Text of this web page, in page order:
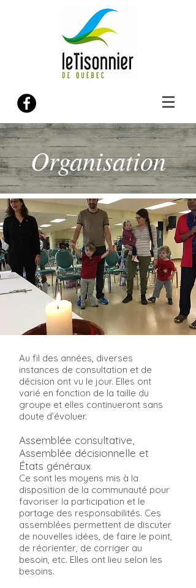
Organisation
Au fil des années, diverses
instances de consultation et de
décision ont vu le jour. Elles ont
varié en fonction de la taille du
groupe et elles continueront sans
doute d’évoluer.
Assemblée consultative,
Assemblée décisionnelle et
États généraux
Ce sont les moyens mis à la
disposition de la communauté pour
favoriser la participation et le
partage des responsabilités. Ces
assemblées permettent de discuter
de nouvelles idées, de faire le point,
de réorienter, de corriger au
besoin, etc. Elles ont lieu selon les
besoins.